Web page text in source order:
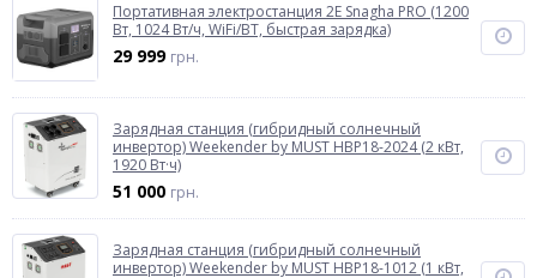
Портативная электростанция 2Е Snagha PRO (1200
Вт, 1024 Вт/ч, WiFi/BT, быстрая зарядка)
29 999 грн.
Зарядная станция (гибридный солнечный
инвертор) Weekender by MUST HBP18-2024 (2 кВт,
1920 Вт·ч)
51 000 грн.
Зарядная станция (гибридный солнечный
инвертор) Weekender by MUST HBP18-1012 (1 кВт,